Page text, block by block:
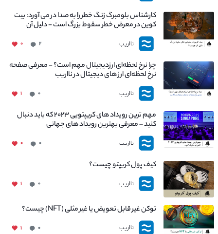
کارشناس بلومبرگ زنگ خطر را به صدا در می آورد: بیت
کوین در معرض خطر سقوط بزرگ است - دلیل آن
چیست؟
نااریب ۲ ۰
چرا نرخ لحظه‌ای ارزدیجیتال مهم است؟ - معرفی صفحه
نرخ لحظه‌ای ارز های دیجیتال در نااریب
نااریب ۰ ۱
مهم ترین رویداد های کریپتویی ۲۰۲۳ که باید دنبال
کنید – معرفی بهترین رویداد های جهانی
نااریب ۰ ۰
کیف پول کریپتو چیست؟
نااریب ۰ ۱
توکن غیر قابل تعویض یا غیر مثلی (NFT) چیست؟
نااریب ۰ ۱